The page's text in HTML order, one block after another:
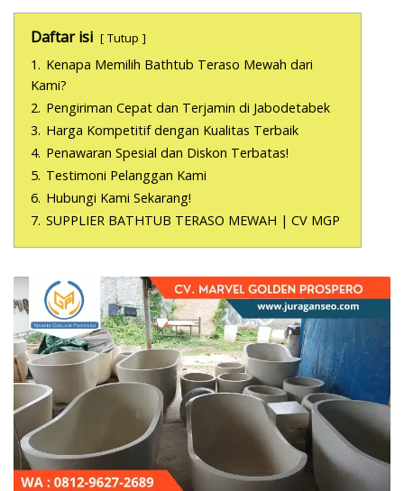
Daftar isi Tutup
1. Kenapa Memilih Bathtub Teraso Mewah dari
Kami?
2. Pengiriman Cepat dan Terjamin di Jabodetabek
3. Harga Kompetitif dengan Kualitas Terbaik
4. Penawaran Spesial dan Diskon Terbatas!
5. Testimoni Pelanggan Kami
6. Hubungi Kami Sekarang!
7. SUPPLIER BATHTUB TERASO MEWAH | CV MGP